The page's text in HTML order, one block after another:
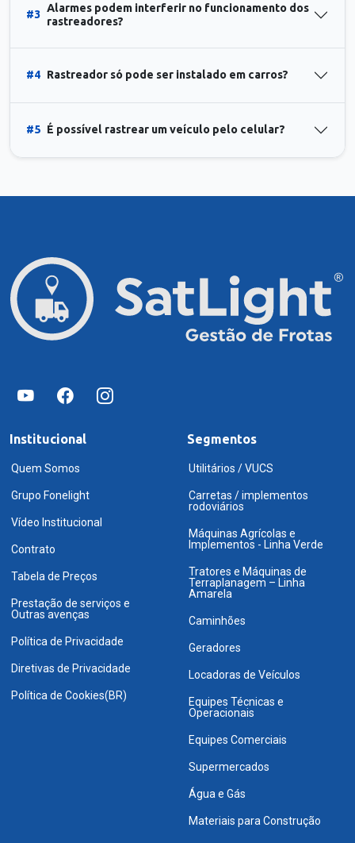
#3
Alarmes podem interferir no funcionamento dos
rastreadores?
#4 Rastreador só pode ser instalado em carros?
#5 É possível rastrear um veículo pelo celular?
Institucional
Quem Somos
Grupo Fonelight
Vídeo Institucional
Contrato
Tabela de Preços
Prestação de serviços e
Outras avenças
Política de Privacidade
Diretivas de Privacidade
Política de Cookies(BR)
Segmentos
Utilitários / VUCS
Carretas / implementos
rodoviários
Máquinas Agrícolas e
Implementos - Linha Verde
Tratores e Máquinas de
Terraplanagem – Linha
Amarela
Caminhões
Geradores
Locadoras de Veículos
Equipes Técnicas e
Operacionais
Equipes Comerciais
Supermercados
Água e Gás
Materiais para Construção